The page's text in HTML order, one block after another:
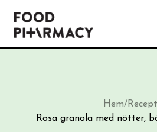
Hem/Recept
Rosa granola med nötter,